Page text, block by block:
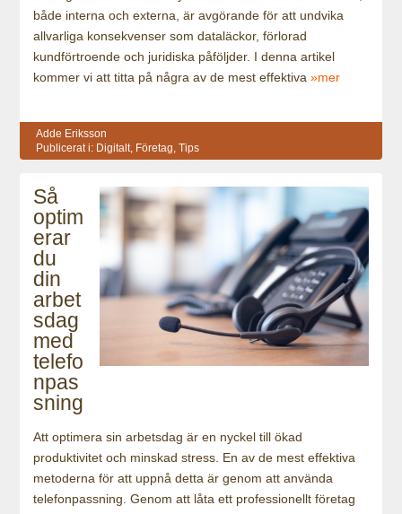
både interna och externa, är avgörande för att undvika
allvarliga konsekvenser som dataläckor, förlorad
kundförtroende och juridiska påföljder. I denna artikel
kommer vi att titta på några av de mest effektiva»mer
Adde Eriksson
Publicerat i: Digitalt Företag ,Tips
Så
optim
erar
du
din
arbet
sdag
med
telefo
npas
sning
Att optimera sin arbetsdag är en nyckel till ökad
produktivitet och minskad stress. En av de mest effektiva
metoderna för att uppnå detta är genom att använda
telefonpassning. Genom att låta ett professionellt företag